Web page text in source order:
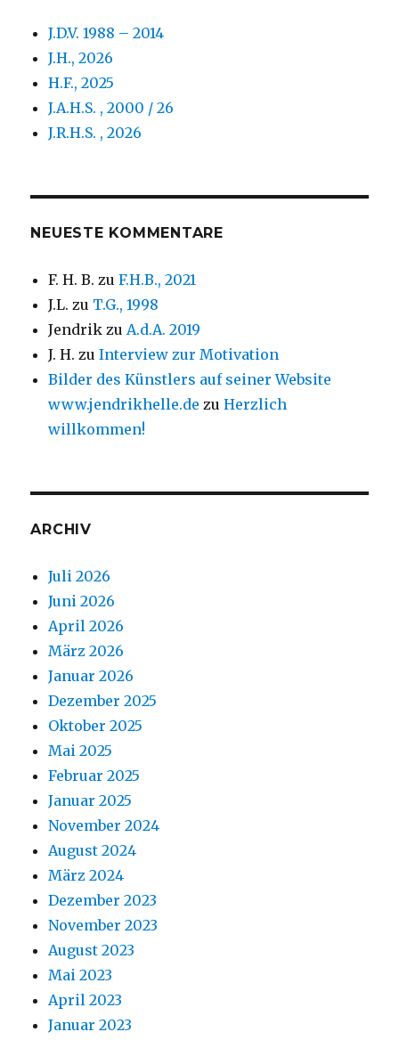
J.D.V. 1988 – 2014
J.H., 2026
H.F., 2025
J.A.H.S. , 2000 / 26
J.R.H.S. , 2026
NEUESTE KOMMENTARE
F. H. B. zuF.H.B., 2021
J.L. zu T.G., 1998
Jendrik zuA.d.A. 2019
J. H. zuInterview zur Motivation
Bilder des Künstlers auf seiner Website
www.jendrikhelle.de zuHerzlich
willkommen!
ARCHIV
Juli 2026
Juni 2026
April 2026
März 2026
Januar 2026
Dezember 2025
Oktober 2025
Mai 2025
Februar 2025
Januar 2025
November 2024
August 2024
März 2024
Dezember 2023
November 2023
August 2023
Mai 2023
April 2023
Januar 2023